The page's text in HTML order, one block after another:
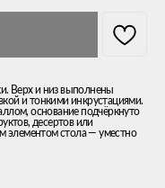
Верх и низ выполнены
и тонкими инкрустациями.
основание подчёркнуто
десертов или
элементом стола — уместно